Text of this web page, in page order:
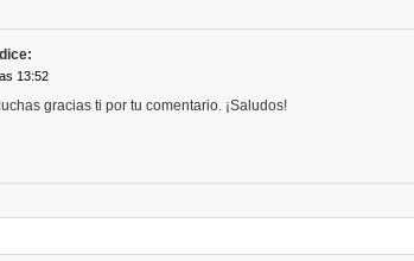
dice:
13:52
gracias ti por tu comentario. ¡Saludos!